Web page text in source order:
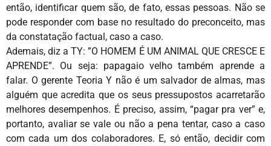
então, identificar quem são, de fato, essas pessoas. Não se
pode responder com base no resultado do preconceito, mas
da constatação factual, caso a caso.
Ademais, diz a TY: ”O HOMEM É UM ANIMAL QUE CRESCE E
APRENDE”. Ou seja: papagaio velho também aprende a
falar. O gerente Teoria Y não é um salvador de almas, mas
alguém que acredita que os seus pressupostos acarretarão
melhores desempenhos. É preciso, assim, “pagar pra ver” e,
portanto, avaliar se vale ou não a pena tentar, caso a caso
com cada um dos colaboradores. E, só então, decidir com